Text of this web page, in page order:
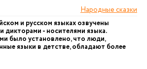
Народные сказки
и русском языках озвучены
дикторами - носителями языка.
было установлено, что люди,
языки в детстве, обладают более